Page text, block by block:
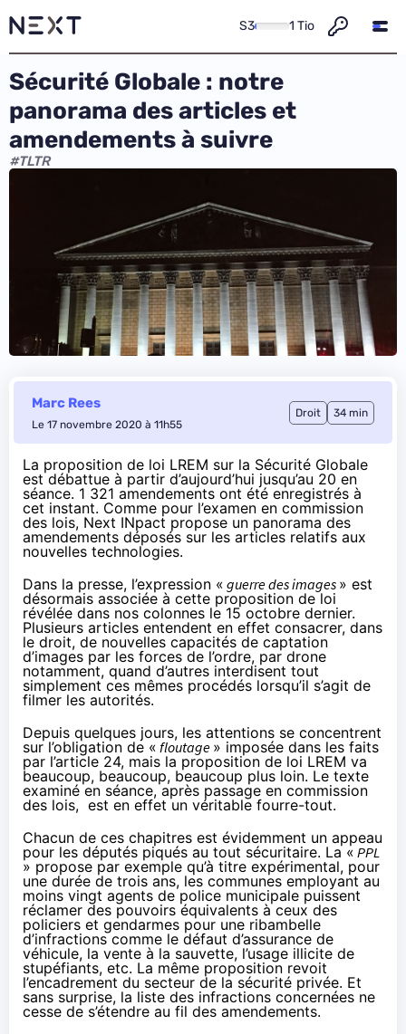
S3 1 Tio
Sécurité Globale : notre
panorama des articles et
amendements à suivre
#TLTR
Marc Rees
Le 17 novembre 2020 à 11h55
Droit 34 min
La proposition de loi LREM sur la Sécurité Globale
est débattue à partir d’aujourd’hui jusqu’au 20 en
séance. 1 321 amendements ont été enregistrés à
cet instant. Comme pour l’examen en commission
des lois, Next INpact propose un panorama des
amendements déposés sur les articles relatifs aux
nouvelles technologies.
Dans la presse, l’expression « guerre des images » est
désormais associée à cette proposition de loi
révélée dans nos colonnes le 15 octobre dernier.
Plusieurs articles entendent en effet consacrer, dans
le droit, de nouvelles capacités de captation
d’images par les forces de l’ordre, par drone
notamment, quand d’autres interdisent tout
simplement ces mêmes procédés lorsqu’il s’agit de
filmer les autorités.
Depuis quelques jours, les attentions se concentrent
sur l’obligation de « floutage » imposée dans les faits
par l’article 24, mais la proposition de loi LREM va
beaucoup, beaucoup, beaucoup plus loin. Le texte
examiné en séance, après passage en commission
des lois, est en effet un véritable fourre-tout.
Chacun de ces chapitres est évidemment un appeau
pour les députés piqués au tout sécuritaire. La « PPL
» propose par exemple qu’à titre expérimental, pour
une durée de trois ans, les communes employant au
moins vingt agents de police municipale puissent
réclamer des pouvoirs équivalents à ceux des
policiers et gendarmes pour une ribambelle
d’infractions comme le défaut d’assurance de
véhicule, la vente à la sauvette, l’usage illicite de
stupéfiants, etc. La même proposition revoit
l’encadrement du secteur de la sécurité privée. Et
sans surprise, la liste des infractions concernées ne
cesse de s’étendre au fil des amendements.